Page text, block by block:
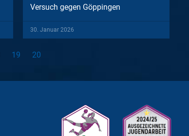
Versuch gegen Göppingen
30. Januar 2026
19 20